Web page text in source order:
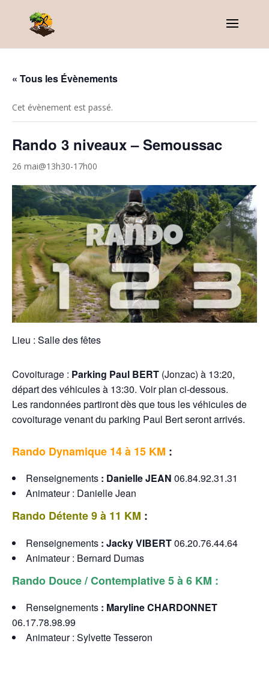
« Tous les Évènements
Cet évènement est passé.
Rando 3 niveaux – Semoussac
26 mai@13h30-17h00
Lieu : Salle des fêtes
Covoiturage : Parking Paul BERT (Jonzac) à 13:20,
départ des véhicules à 13:30. Voir plan ci-dessous.
Les randonnées partiront dès que tous les véhicules de
covoiturage venant du parking Paul Bert seront arrivés.
Rando Dynamique 14 à 15 KM :
Renseignements : Danielle JEAN 06.84.92.31.31
Animateur : Danielle Jean
Rando Détente 9 à 11 KM :
Renseignements : Jacky VIBERT06.20.76.44.64
Animateur : Bernard Dumas
Rando Douce / Contemplative 5 à 6 KM :
Renseignements : Maryline CHARDONNET
06.17.78.98.99
Animateur : Sylvette Tesseron